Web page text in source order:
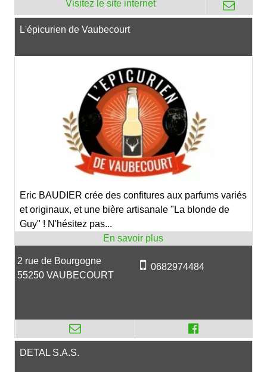
L'épicurien de Vaubecourt
Eric BAUDIER crée des confitures aux parfums variés
et originaux, et une bière artisanale "La blonde de
Guy" ! N'hésitez pas...
2 rue de Bourgogne
55250 VAUBECOURT
0682974484
DETAL S.A.S.